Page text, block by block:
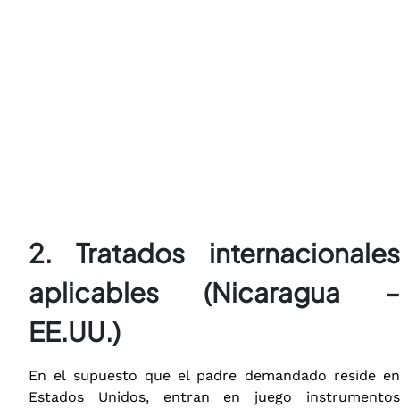
2. Tratados internacionales
aplicables (Nicaragua –
EE.UU.)
En el supuesto que el padre demandado reside en
Estados Unidos, entran en juego instrumentos